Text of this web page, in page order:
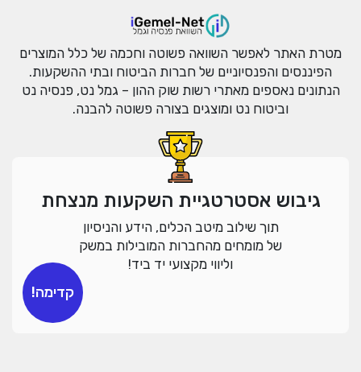
מטרת האתר לאפשר השוואה פשוטה וחכמה של כלל המוצרים
הפיננסים והפנסיוניים של חברות הביטוח ובתי ההשקעות.
הנתונים נאספים מאתרי רשות שוק ההון – גמל נט, פנסיה נט
וביטוח נט ומוצגים בצורה פשוטה להבנה.
גיבוש אסטרטגיית השקעות מנצחת
תוך שילוב מיטב הכלים, הידע והניסיון
של מומחים מהחברות המובילות במשק
וליווי מקצועי יד ביד!
קדימה!